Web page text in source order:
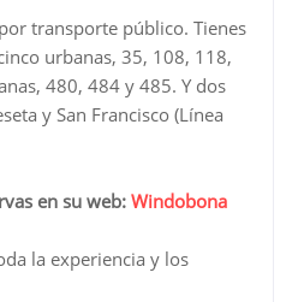
transporte público. Tienes
urbanas, 35, 108, 118,
480, 484 y 485. Y dos
y San Francisco (Línea
en su web: Windobona
la experiencia y los